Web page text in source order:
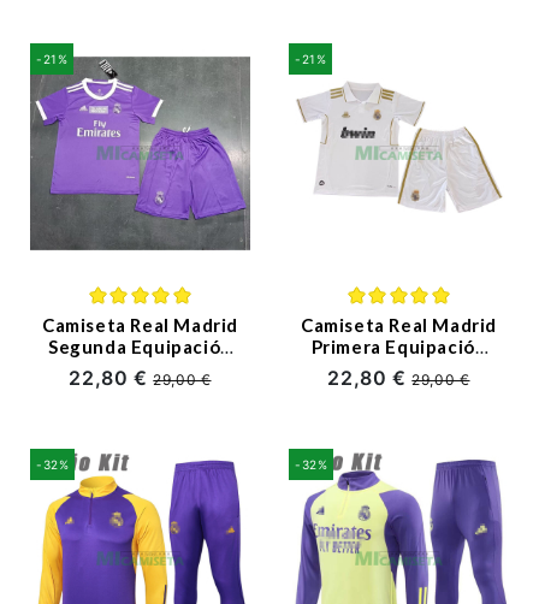
La Liga
Ligue 1
Serie A
Premier League
Otras Ligas
Niño
Jugadores
-21%
Camiseta Real Madrid
Segunda Equipación
Retro 16/17 Niño Kit
22,80 €29,00 €
-21%
Camiseta Real Madrid
Primera Equipación
Retro 11/12 Niño Kit
22,80 €29,00 €
-32% -32%